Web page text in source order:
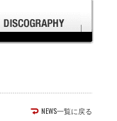
NEWS一覧に戻る